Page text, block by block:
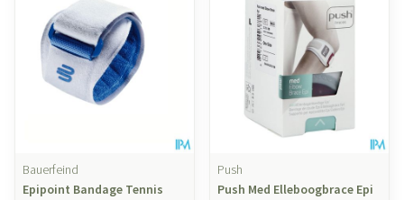
Bauerfeind
Epipoint Bandage Tennis
Push
Push Med Elleboogbrace Epi